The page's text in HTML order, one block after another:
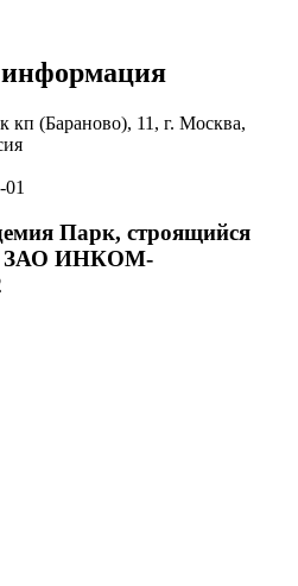
кп (Бараново), 11, г. Москва,
Парк, строящийся
ЗАО ИНКОМ-